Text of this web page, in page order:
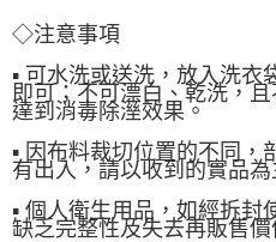
◇注意事項
▪ 可水洗或送洗，放入洗衣
即可；不可漂白、乾洗，
達到消毒除溼效果。
▪ 因布料裁切位置的不同，
有出入，請以收到的實品為
▪ 個人衛生用品，如經拆封
缺乏完整性及失去再販售